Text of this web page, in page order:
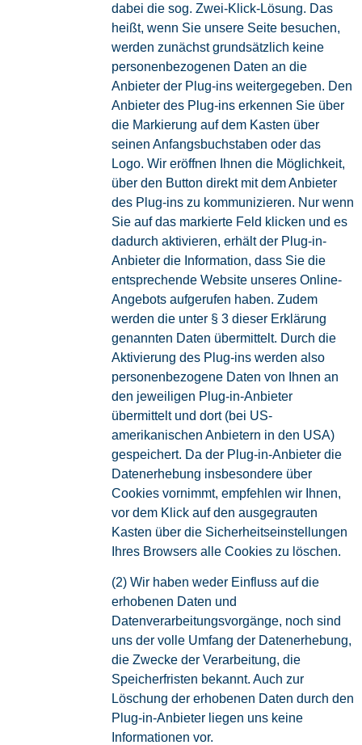
dabei die sog. Zwei-Klick-Lösung. Das
heißt, wenn Sie unsere Seite besuchen,
werden zunächst grundsätzlich keine
personenbezogenen Daten an die
Anbieter der Plug-ins weitergegeben. Den
Anbieter des Plug-ins erkennen Sie über
die Markierung auf dem Kasten über
seinen Anfangsbuchstaben oder das
Logo. Wir eröffnen Ihnen die Möglichkeit,
über den Button direkt mit dem Anbieter
des Plug-ins zu kommunizieren. Nur wenn
Sie auf das markierte Feld klicken und es
dadurch aktivieren, erhält der Plug-in-
Anbieter die Information, dass Sie die
entsprechende Website unseres Online-
Angebots aufgerufen haben. Zudem
werden die unter § 3 dieser Erklärung
genannten Daten übermittelt. Durch die
Aktivierung des Plug-ins werden also
personenbezogene Daten von Ihnen an
den jeweiligen Plug-in-Anbieter
übermittelt und dort (bei US-
amerikanischen Anbietern in den USA)
gespeichert. Da der Plug-in-Anbieter die
Datenerhebung insbesondere über
Cookies vornimmt, empfehlen wir Ihnen,
vor dem Klick auf den ausgegrauten
Kasten über die Sicherheitseinstellungen
Ihres Browsers alle Cookies zu löschen.
(2) Wir haben weder Einfluss auf die
erhobenen Daten und
Datenverarbeitungsvorgänge, noch sind
uns der volle Umfang der Datenerhebung,
die Zwecke der Verarbeitung, die
Speicherfristen bekannt. Auch zur
Löschung der erhobenen Daten durch den
Plug-in-Anbieter liegen uns keine
Informationen vor.